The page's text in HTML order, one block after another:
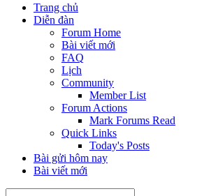
Trang chủ
Diễn đàn
Forum Home
Bài viết mới
FAQ
Lịch
Community
Member List
Forum Actions
Mark Forums Read
Quick Links
Today's Posts
Bài gửi hôm nay
Bài viết mới